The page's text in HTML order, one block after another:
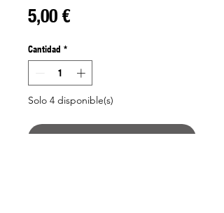
5,00 €Precio
Cantidad *
Solo 4 disponible(s)
Agregar al carrito